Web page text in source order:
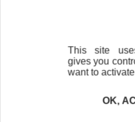
HP DEKO
This site
gives you
want to activate
OK,